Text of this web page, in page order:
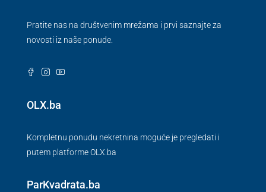
Pratite nas na društvenim mrežama i prvi saznajte za
novosti iz naše ponude.
OLX.ba
Kompletnu ponudu nekretnina moguće je pregledati i
putem platforme OLX.ba
ParKvadrata.ba